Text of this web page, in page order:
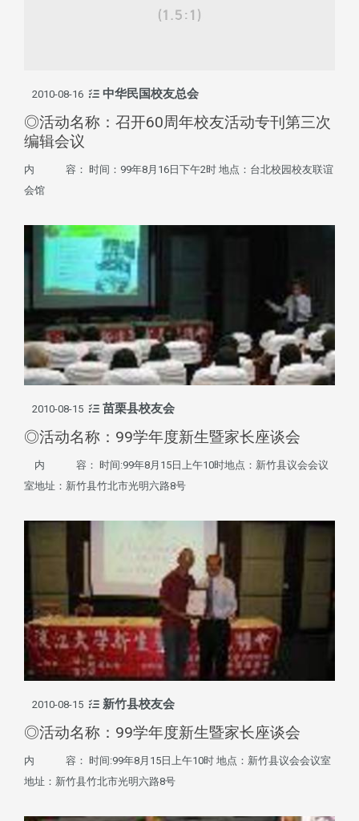
2010-08-16 中华民国校友总会
◎活动名称：召开60周年校友活动专刊第三次
编辑会议
内 容： 时间：99年8月16日下午2时 地点：台北校园校友联谊
会馆
2010-08-15 苗栗县校友会
◎活动名称：99学年度新生暨家长座谈会
内 容： 时间:99年8月15日上午10时地点：新竹县议会会议
室地址：新竹县竹北市光明六路8号
2010-08-15 新竹县校友会
◎活动名称：99学年度新生暨家长座谈会
内 容： 时间:99年8月15日上午10时 地点：新竹县议会会议室
地址：新竹县竹北市光明六路8号